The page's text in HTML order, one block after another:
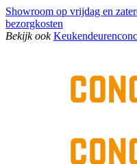
Showroom op vrijdag en
bezorgkosten
Bekijk ook